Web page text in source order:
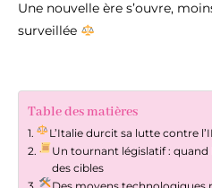
Une nouvelle ère s’ouvre,
surveillée
Table des matières
L’Italie durcit sa lutte contre
Un tournant législatif :
des cibles